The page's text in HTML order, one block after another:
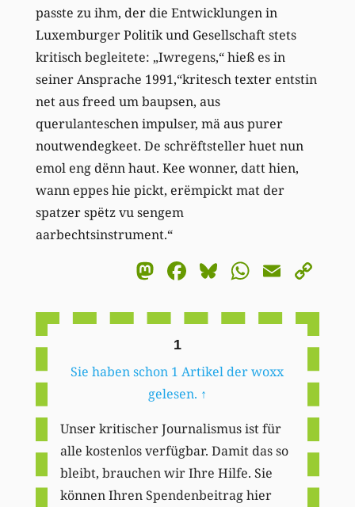
passte zu ihm, der die Entwicklungen in
Luxemburger Politik und Gesellschaft stets
kritisch begleitete: „Iwregens,“ hieß es in
seiner Ansprache 1991,“kritesch texter entstin
net aus freed um baupsen, aus
querulanteschen impulser, mä aus purer
noutwendegkeet. De schrëftsteller huet nun
emol eng dënn haut. Kee wonner, datt hien,
wann eppes hie pickt, erëmpickt mat der
spatzer spëtz vu sengem
aarbechtsinstrument.“
Mastodon
Facebook
BlueskyEmail
1
Sie haben schon 1 Artikel der woxx
gelesen. ↑
Unser kritischer Journalismus ist für
alle kostenlos verfügbar. Damit das so
bleibt, brauchen wir Ihre Hilfe. Sie
können Ihren Spendenbeitrag hier